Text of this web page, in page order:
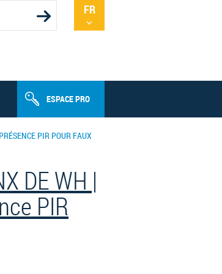
ESPACE PRO
FR
NL
PIR POUR FAUX
DE WH |
PIR